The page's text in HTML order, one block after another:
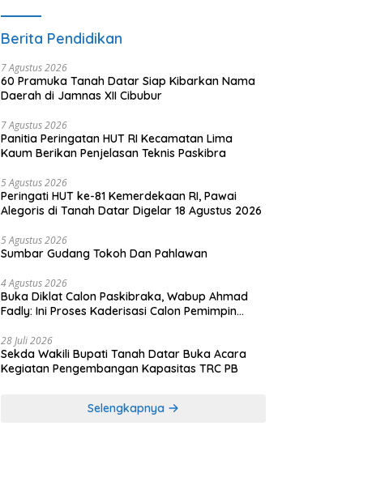
Berita Pendidikan
7 Agustus 2026
60 Pramuka Tanah Datar Siap Kibarkan Nama
Daerah di Jamnas XII Cibubur
7 Agustus 2026
Panitia Peringatan HUT RI Kecamatan Lima
Kaum Berikan Penjelasan Teknis Paskibra
5 Agustus 2026
Peringati HUT ke-81 Kemerdekaan RI, Pawai
Alegoris di Tanah Datar Digelar 18 Agustus 2026
5 Agustus 2026
Sumbar Gudang Tokoh Dan Pahlawan
4 Agustus 2026
Buka Diklat Calon Paskibraka, Wabup Ahmad
Fadly: Ini Proses Kaderisasi Calon Pemimpin
28 Juli 2026
Sekda Wakili Bupati Tanah Datar Buka Acara
Kegiatan Pengembangan Kapasitas TRC PB
Selengkapnya